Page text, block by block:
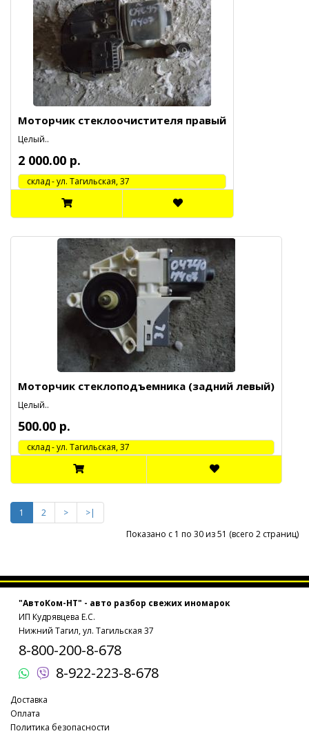
Моторчик стеклоочистителя правый
Целый..
2 000.00 р.
cклад - ул. Тагильская, 37
Моторчик стеклоподъемника (задний левый)
Целый..
500.00 р.
cклад - ул. Тагильская, 37
1 2 >
>|
Показано с 1 по 30 из 51 (всего 2 страниц)
"АвтоКом-НТ" - авто разбор свежих иномарок
ИП Кудрявцева Е.С.
Нижний Тагил, ул. Тагильская 37
8-800-200-8-678
8-922-223-8-678
Доставка
Оплата
Политика безопасности